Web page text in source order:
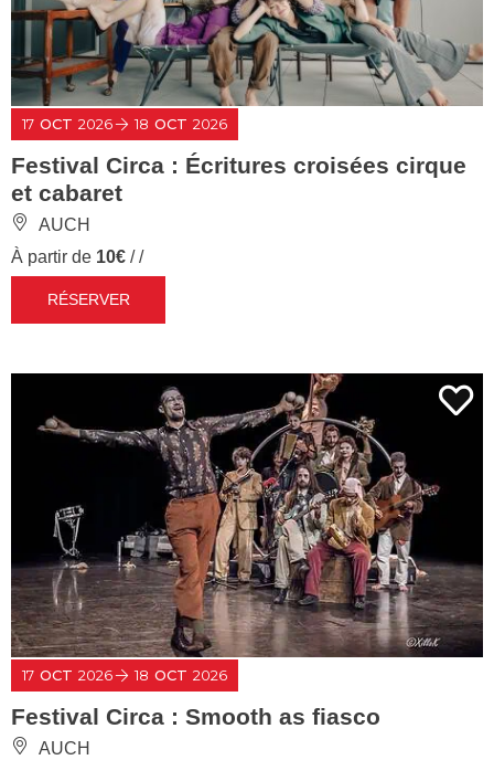
17 OCT 2026 18 OCT 2026
Festival Circa : Écritures croisées cirque
et cabaret
AUCH
À partir de 10€ / /
RÉSERVER
17 OCT 2026 18 OCT 2026
Festival Circa : Smooth as fiasco
AUCH